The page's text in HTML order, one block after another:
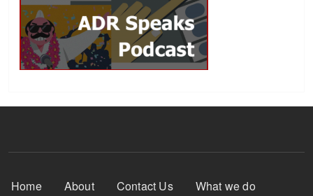
Footer Menu
Home About Contact Us
What we do